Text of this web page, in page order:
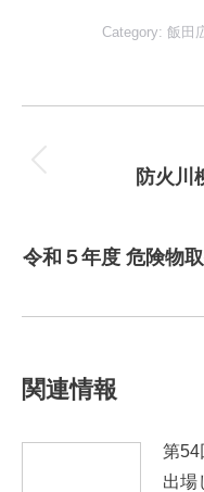
Category: 飯田
navigation
防火川
令和５年度 危険物
関連情報
第54
出場